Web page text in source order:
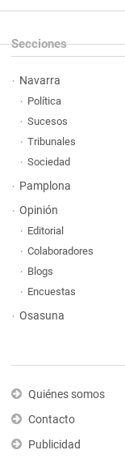
Secciones
Navarra
Política
Sucesos
Tribunales
Sociedad
Pamplona
Opinión
Editorial
Colaboradores
Blogs
Encuestas
Osasuna
Quiénes somos
Contacto
Publicidad